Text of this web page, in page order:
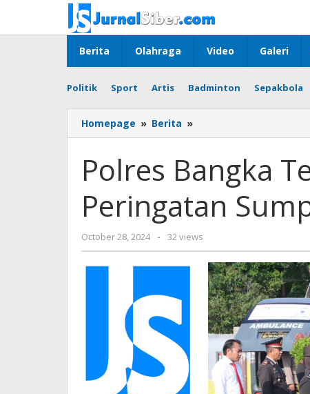
content
Berita Olahraga Video Galeri
Politik Sport Artis Badminton Sepakbola
Homepage » Berita »
Bangka
Gelar
Upacara
Peringatan
Sumpah
ke-
96
Polres Bangka
Peringatan
October 28, 2024
by
Jurnalsiber
- 32 views